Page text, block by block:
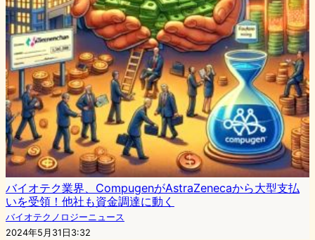
バイオテク業界、CompugenがAstraZenecaから大型支払
いを受領！他社も資金調達に動く
バイオテクノロジーニュース
2024年5月31日3:32